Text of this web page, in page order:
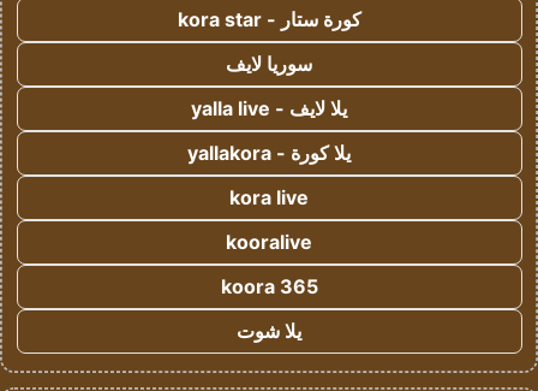
كورة ستار - kora star
سوريا لايف
يلا لايف - yalla live
يلا كورة - yallakora
kora live
kooralive
koora 365
يلا شوت